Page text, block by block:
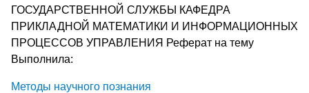
ГОСУДАРСТВЕННОЙ СЛУЖБЫ КАФЕДРА
ПРИКЛАДНОЙ МАТЕМАТИКИ И ИНФОРМАЦИОННЫХ
ПРОЦЕССОВ УПРАВЛЕНИЯ Реферат на тему
Выполнила:
Методы научного познания